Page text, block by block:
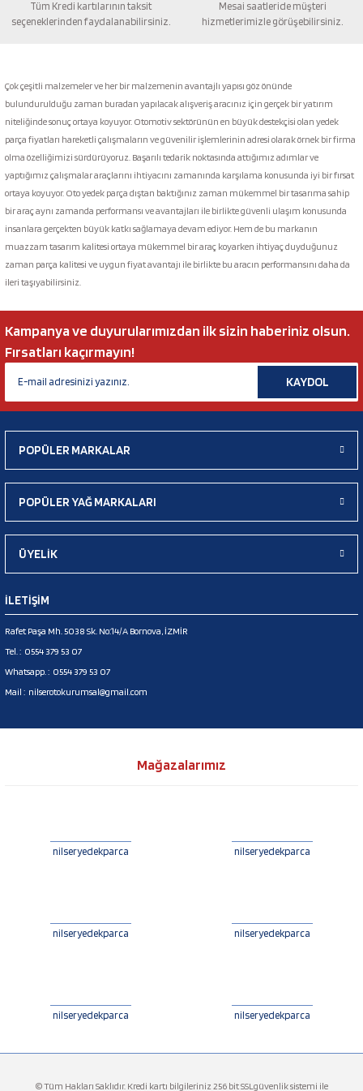
Gönder
Tüm Kredi kartılarının taksit
seçeneklerinden faydalanabilirsiniz.
Mesai saatleride müşteri
hizmetlerimizle görüşebilirsiniz.
Çok çeşitli malzemeler ve her bir malzemenin avantajlı yapısı göz önünde
bulundurulduğu zaman buradan yapılacak alışveriş aracınız için gerçek bir yatırım
niteliğinde sonuç ortaya koyuyor. Otomotiv sektörünün en büyük destekçisi olan yedek
parça fiyatları hareketli çalışmaların ve güvenilir işlemlerinin adresi olarak örnek bir firma
olma özelliğimizi sürdürüyoruz. Başarılı tedarik noktasında attığımız adımlar ve
yaptığımız çalışmalar araçlarını ihtiyacını zamanında karşılama konusunda iyi bir fırsat
ortaya koyuyor. Oto yedek parça dıştan baktığınız zaman mükemmel bir tasarıma sahip
bir araç aynı zamanda performansı ve avantajları ile birlikte güvenli ulaşım konusunda
insanlara gerçekten büyük katkı sağlamaya devam ediyor. Hem de bu markanın
muazzam tasarım kalitesi ortaya mükemmel bir araç koyarken ihtiyaç duyduğunuz
zaman parça kalitesi ve uygun fiyat avantajı ile birlikte bu aracın performansını daha da
ileri taşıyabilirsiniz.
Kampanya ve duyurularımızdan ilk sizin haberiniz olsun.
Fırsatları kaçırmayın!
KAYDOL
POPÜLER MARKALAR
POPÜLER YAĞ MARKALARI
ÜYELİK
İLETİŞİM
Rafet Paşa Mh. 5038 Sk. No:14/A Bornova, İZMİR
Tel. : 0554 379 53 07
Whatsapp. : 0554 379 53 07
Mail : nilserotokurumsal@gmail.com
Mağazalarımız
nilseryedekparca nilseryedekparca
nilseryedekparca nilseryedekparca
nilseryedekparca nilseryedekparca
© Tüm Hakları Saklıdır. Kredi kartı bilgileriniz 256 bit SSLgüvenlik sistemi ile